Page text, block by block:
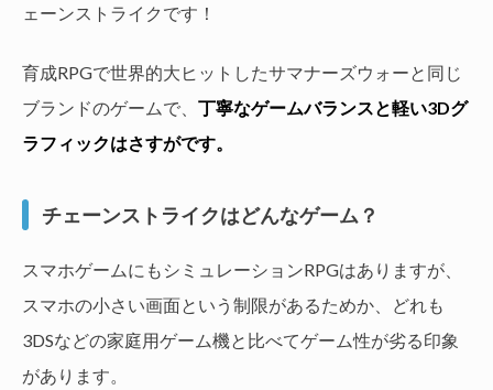
ェーンストライクです！
育成RPGで世界的大ヒットしたサマナーズウォーと同じ
ブランドのゲームで、 丁寧なゲームバランスと軽い3Dグ
ラフィックはさすがです。
チェーンストライクはどんなゲーム？
スマホゲームにもシミュレーションRPGはありますが、
スマホの小さい画面という制限があるためか、どれも
3DSなどの家庭用ゲーム機と比べてゲーム性が劣る印象
があります。